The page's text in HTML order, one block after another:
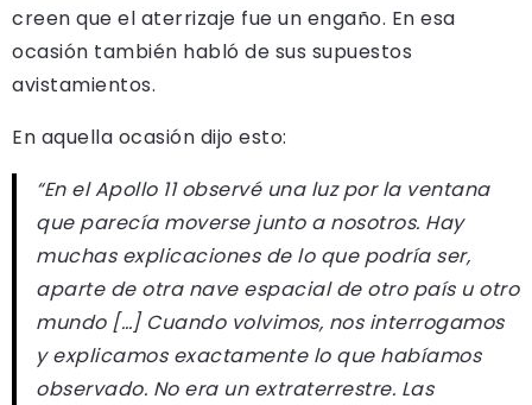
creen que el aterrizaje fue un engaño. En esa
ocasión también habló de sus supuestos
avistamientos.
En aquella ocasión dijo esto:
“En el Apollo 11 observé una luz por la ventana
que parecía moverse junto a nosotros. Hay
muchas explicaciones de lo que podría ser,
aparte de otra nave espacial de otro país u otro
mundo […] Cuando volvimos, nos interrogamos
y explicamos exactamente lo que habíamos
observado. No era un extraterrestre. Las